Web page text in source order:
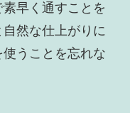
早く通すことを
然な仕上がりに
うことを忘れな